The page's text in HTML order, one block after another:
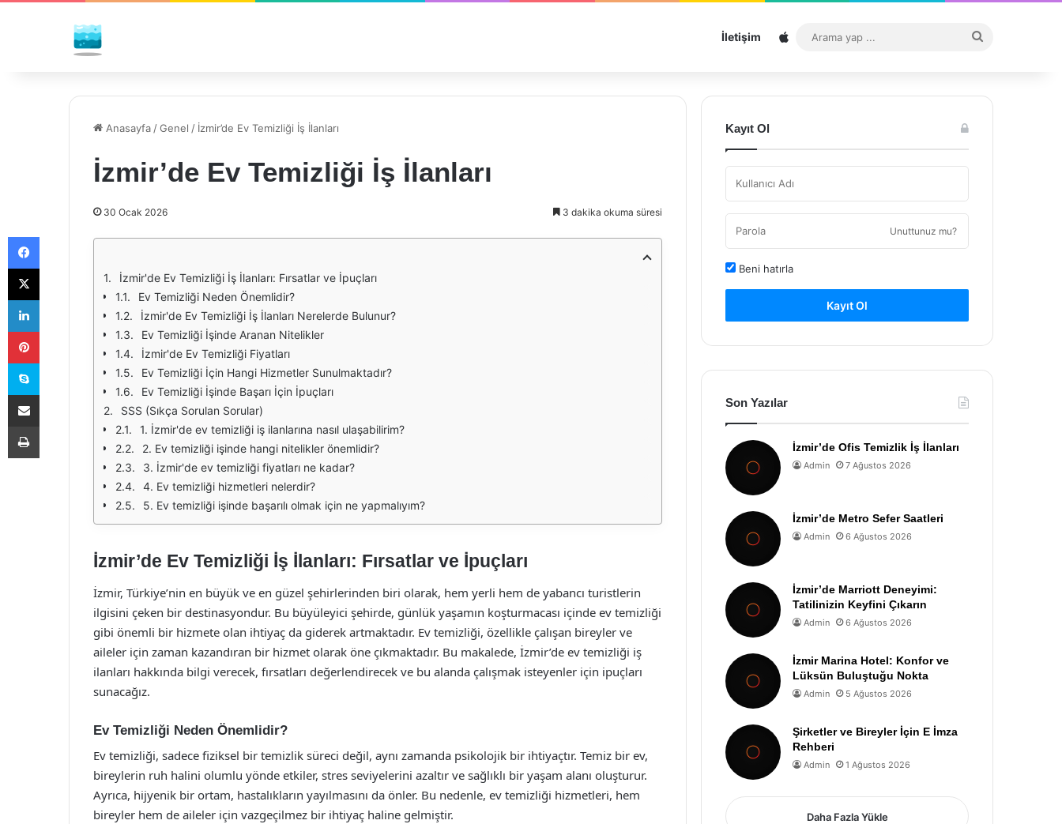
İletişim Sitemap
...
Anasayfa /Genel / İzmir’de Ev Temizliği İş İlanları
İzmir’de Ev Temizliği İş İlanları
30 Ocak 2026 3 dakika okuma süresi
İzmir'de Ev Temizliği İş İlanları: Fırsatlar ve İpuçları
Ev Temizliği Neden Önemlidir?
İzmir'de Ev Temizliği İş İlanları Nerelerde Bulunur?
Ev Temizliği İşinde Aranan Nitelikler
İzmir'de Ev Temizliği Fiyatları
Ev Temizliği İçin Hangi Hizmetler Sunulmaktadır?
Ev Temizliği İşinde Başarı İçin İpuçları
SSS (Sıkça Sorulan Sorular)
1. İzmir'de ev temizliği iş ilanlarına nasıl ulaşabilirim?
2. Ev temizliği işinde hangi nitelikler önemlidir?
3. İzmir'de ev temizliği fiyatları ne kadar?
4. Ev temizliği hizmetleri nelerdir?
5. Ev temizliği işinde başarılı olmak için ne yapmalıyım?
İzmir’de Ev Temizliği İş İlanları: Fırsatlar ve İpuçları
İzmir, Türkiye’nin en büyük ve en güzel şehirlerinden biri olarak, hem yerli hem de yabancı turistlerin
ilgisini çeken bir destinasyondur. Bu büyüleyici şehirde, günlük yaşamın koşturmacası içinde ev temizliği
gibi önemli bir hizmete olan ihtiyaç da giderek artmaktadır. Ev temizliği, özellikle çalışan bireyler ve
aileler için zaman kazandıran bir hizmet olarak öne çıkmaktadır. Bu makalede, İzmir’de ev temizliği iş
ilanları hakkında bilgi verecek, fırsatları değerlendirecek ve bu alanda çalışmak isteyenler için ipuçları
sunacağız.
Ev Temizliği Neden Önemlidir?
Ev temizliği, sadece fiziksel bir temizlik süreci değil, aynı zamanda psikolojik bir ihtiyaçtır. Temiz bir ev,
bireylerin ruh halini olumlu yönde etkiler, stres seviyelerini azaltır ve sağlıklı bir yaşam alanı oluşturur.
Ayrıca, hijyenik bir ortam, hastalıkların yayılmasını da önler. Bu nedenle, ev temizliği hizmetleri, hem
bireyler hem de aileler için vazgeçilmez bir ihtiyaç haline gelmiştir.
Kayıt Ol
Unuttunuz mu?
Beni hatırla
Kayıt Ol
Son Yazılar
İzmir’de Ofis Temizlik İş İlanları
Admin 7 Ağustos 2026
İzmir’de Metro Sefer Saatleri
Admin 6 Ağustos 2026
İzmir’de Marriott Deneyimi:
Tatilinizin Keyfini Çıkarın
Admin 6 Ağustos 2026
İzmir Marina Hotel: Konfor ve
Lüksün Buluştuğu Nokta
Admin 5 Ağustos 2026
Şirketler ve Bireyler İçin E İmza
Rehberi
Admin 1 Ağustos 2026
Daha Fazla Yükle
Facebook
X
LinkedIn
Pinterest
Skype
E-Posta ile paylaş